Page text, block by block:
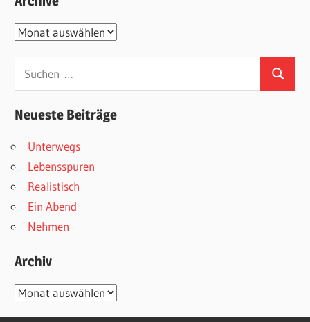
Archive
Suchen
nach:
Suchen
Neueste Beiträge
Unterwegs
Lebensspuren
Realistisch
Ein Abend
Nehmen
Archiv
Archiv